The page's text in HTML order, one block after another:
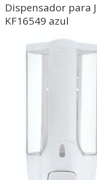
Dispensador para
KF16549 azul